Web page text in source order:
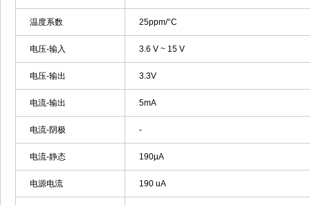
温度系数 25ppm/°C
电压-输入 3.6 V ~ 15 V
电压-输出 3.3V
电流-输出 5mA
电流-阴极 -
电流-静态 190µA
电源电流 190 uA